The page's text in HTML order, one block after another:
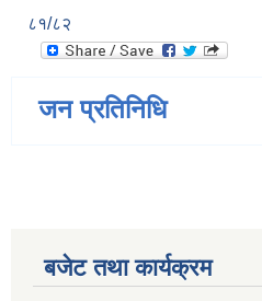
८१/८२
जन प्रतिनिधि
बजेट तथा कार्यक्रम